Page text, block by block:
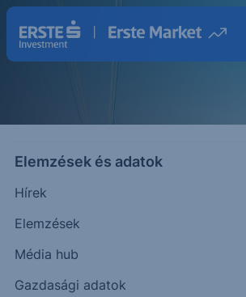
Elemzések és adatok
Hírek
Elemzések
Média hub
Gazdasági adatok
Strukturált
Magasabb hozam lehetősége